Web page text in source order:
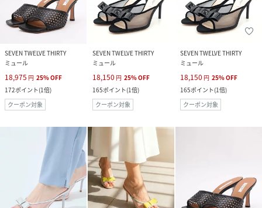
SEVEN TWELVE THIRTY
ミュール
18,975 円 25%OFF
172ポイント(1倍)
クーポン対象
SEVEN TWELVE THIRTY
ミュール
18,150 円 25%OFF
165ポイント(1倍)
クーポン対象
SEVEN TWELVE THIRTY
ミュール
18,150 円 25%OFF
165ポイント(1倍)
クーポン対象